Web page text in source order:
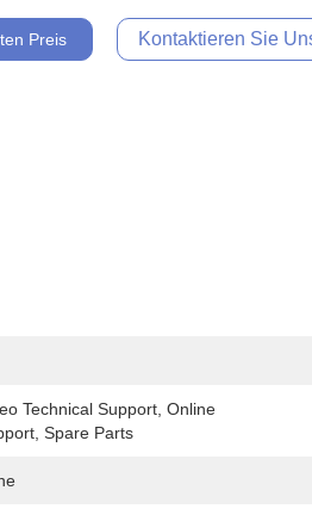
Preis Kontaktieren Sie
Technical Support, Online
Spare Parts